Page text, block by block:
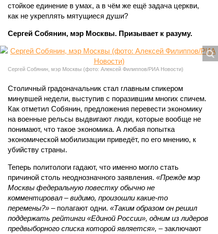
стойкое единение в умах, а в чём же ещё задача церкви,
как не укреплять мятущиеся души?
Сергей Собянин, мэр Москвы. Призывает к разуму.
Сергей Собянин, мэр Москвы (фото: Алексей Филиппов/РИА Новости)
Столичный градоначальник стал главным спикером
минувшей недели, выступив с поразившим многих спичем.
Как отметил Собянин, предложения перевести экономику
на военные рельсы выдвигают люди, которые вообще не
понимают, что такое экономика. А любая попытка
экономической мобилизации приведёт, по его мнению, к
убийству страны.
Теперь политологи гадают, что именно могло стать
причиной столь неоднозначного заявления. «Прежде мэр
Москвы федеральную повестку обычно не
комментировал – видимо, произошли какие-то
перемены?» – полагают одни. «Таким образом он решил
поддержать рейтинги «Единой России», одним из лидеров
предвыборного списка которой является», – заключают